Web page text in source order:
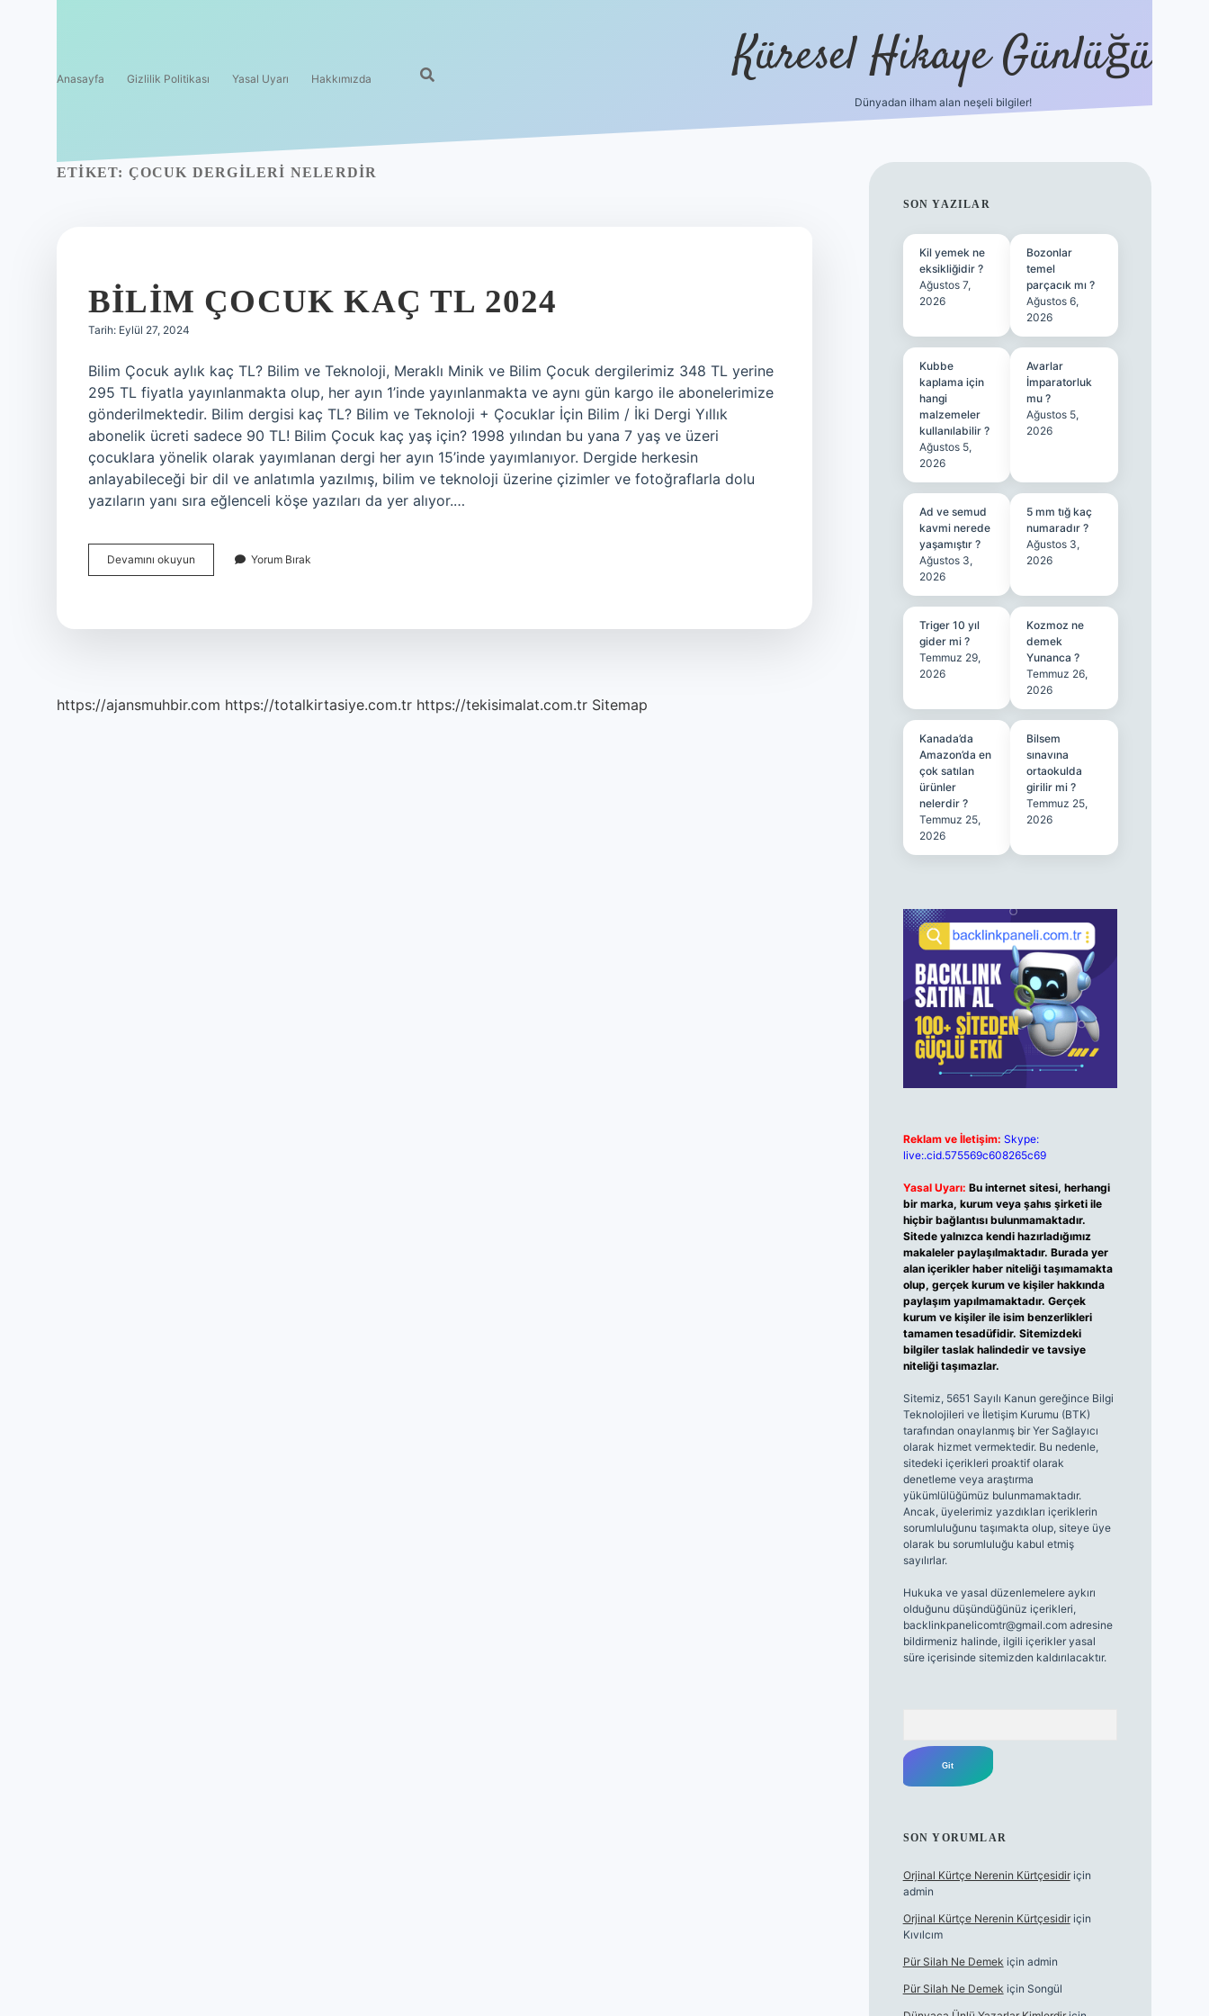
Anasayfa Gizlilik Politikası Yasal Uyarı Hakkımızda Küresel Hikaye Günlüğü
Dünyadan ilham alan neşeli bilgiler!
ETIKET: ÇOCUK DERGILERI NELERDIR
BILIM ÇOCUK KAÇ TL 2024
Tarih: Eylül 27, 2024
Bilim Çocuk aylık kaç TL? Bilim ve Teknoloji, Meraklı Minik ve Bilim Çocuk dergilerimiz 348 TL yerine
295 TL fiyatla yayınlanmakta olup, her ayın 1’inde yayınlanmakta ve aynı gün kargo ile abonelerimize
gönderilmektedir. Bilim dergisi kaç TL? Bilim ve Teknoloji + Çocuklar İçin Bilim / İki Dergi Yıllık
abonelik ücreti sadece 90 TL! Bilim Çocuk kaç yaş için? 1998 yılından bu yana 7 yaş ve üzeri
çocuklara yönelik olarak yayımlanan dergi her ayın 15’inde yayımlanıyor. Dergide herkesin
anlayabileceği bir dil ve anlatımla yazılmış, bilim ve teknoloji üzerine çizimler ve fotoğraflarla dolu
yazıların yanı sıra eğlenceli köşe yazıları da yer alıyor.…
Devamını okuyun
Çocuk
Yorum Bırak
https://ajansmuhbir.com https://totalkirtasiye.com.tr https://tekisimalat.com.tr Sitemap
SIDEBAR
SON YAZILAR
Kil yemek ne
eksikliğidir ?
Ağustos 7,
2026
Bozonlar
temel
parçacık mı ?
Ağustos 6,
2026
Kubbe
kaplama için
hangi
malzemeler
kullanılabilir ?
Ağustos 5,
2026
Avarlar
İmparatorluk
mu ?
Ağustos 5,
2026
Ad ve semud
kavmi nerede
yaşamıştır ?
Ağustos 3,
2026
5 mm tığ kaç
numaradır ?
Ağustos 3,
2026
Triger 10 yıl
gider mi ?
Temmuz 29,
2026
Kozmoz ne
demek
Yunanca ?
Temmuz 26,
2026
Kanada’da
Amazon’da en
çok satılan
ürünler
nelerdir ?
Temmuz 25,
2026
Bilsem
sınavına
ortaokulda
girilir mi ?
Temmuz 25,
2026
Reklam ve İletişim: Skype:
live:.cid.575569c608265c69
Yasal Uyarı: Bu internet sitesi, herhangi
bir marka, kurum veya şahıs şirketi ile
hiçbir bağlantısı bulunmamaktadır.
Sitede yalnızca kendi hazırladığımız
makaleler paylaşılmaktadır. Burada yer
alan içerikler haber niteliği taşımamakta
olup, gerçek kurum ve kişiler hakkında
paylaşım yapılmamaktadır. Gerçek
kurum ve kişiler ile isim benzerlikleri
tamamen tesadüfidir. Sitemizdeki
bilgiler taslak halindedir ve tavsiye
niteliği taşımazlar.
Sitemiz, 5651 Sayılı Kanun gereğince Bilgi
Teknolojileri ve İletişim Kurumu (BTK)
tarafından onaylanmış bir Yer Sağlayıcı
olarak hizmet vermektedir. Bu nedenle,
sitedeki içerikleri proaktif olarak
denetleme veya araştırma
yükümlülüğümüz bulunmamaktadır.
Ancak, üyelerimiz yazdıkları içeriklerin
sorumluluğunu taşımakta olup, siteye üye
olarak bu sorumluluğu kabul etmiş
sayılırlar.
Hukuka ve yasal düzenlemelere aykırı
olduğunu düşündüğünüz içerikleri,
backlinkpanelicomtr@gmail.comadresine
bildirmeniz halinde, ilgili içerikler yasal
süre içerisinde sitemizden kaldırılacaktır.
SON YORUMLAR
Orjinal Kürtçe Nerenin Kürtçesidiriçin
admin
Orjinal Kürtçe Nerenin Kürtçesidiriçin
Kıvılcım
Pür Silah Ne Demek için admin
Pür Silah Ne Demek için Songül
betexper